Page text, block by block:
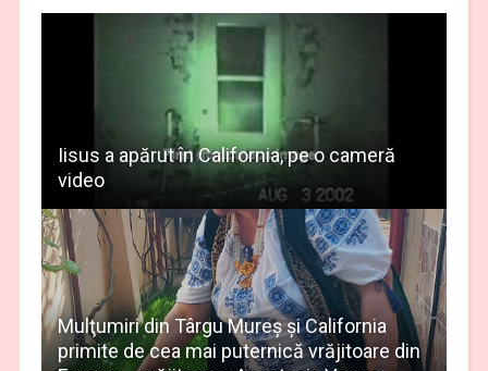
Iisus a apărut în California, pe o cameră
video
Mulţumiri din Târgu Mureș și California
primite de cea mai puternică vrăjitoare din